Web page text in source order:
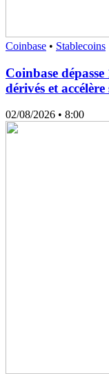
Coinbase • Stablecoins
Coinbase
dérivés et
02/08/2026 • 8:00